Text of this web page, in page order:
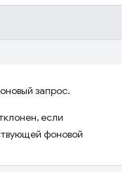
запрос.
если
фоновой